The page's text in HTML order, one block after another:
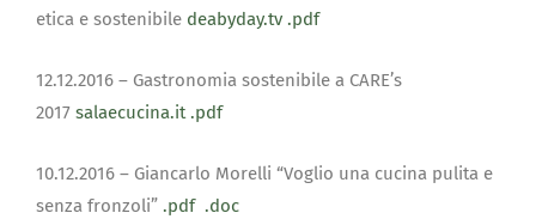
etica e sostenibile deabyday.tv .pdf
12.12.2016 – Gastronomia sostenibile a CARE’s
2017 salaecucina.it .pdf
10.12.2016 – Giancarlo Morelli “Voglio una cucina pulita e
senza fronzoli” .pdf .doc